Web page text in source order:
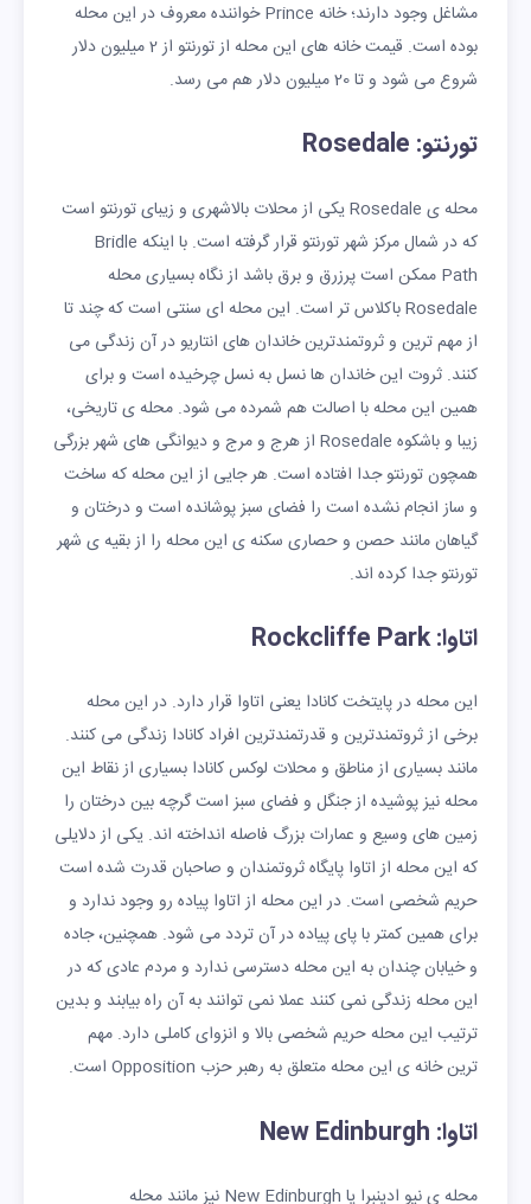
مشاغل وجود دارند؛ خانه Prince خواننده معروف در این محله
بوده است. قیمت خانه های این محله از تورنتو از 2 میلیون دلار
شروع می شود و تا 20 میلیون دلار هم می رسد.
تورنتو: Rosedale
محله ی Rosedale یکی از محلات بالاشهری و زیبای تورنتو است
که در شمال مرکز شهر تورنتو قرار گرفته است. با اینکه Bridle
Path ممکن است پرزرق و برق باشد از نگاه بسیاری محله
Rosedale باکلاس تر است. این محله ای سنتی است که چند تا
از مهم ترین و ثروتمندترین خاندان های انتاریو در آن زندگی می
کنند. ثروت این خاندان ها نسل به نسل چرخیده است و برای
همین این محله با اصالت هم شمرده می شود. محله ی تاریخی،
زیبا و باشکوه Rosedale از هرج و مرج و دیوانگی های شهر بزرگی
همچون تورنتو جدا افتاده است. هر جایی از این محله که ساخت
و ساز انجام نشده است را فضای سبز پوشانده است و درختان و
گیاهان مانند حصن و حصاری سکنه ی این محله را از بقیه ی شهر
تورنتو جدا کرده اند.
اتاوا: Rockcliffe Park
این محله در پایتخت کانادا یعنی اتاوا قرار دارد. در این محله
برخی از ثروتمندترین و قدرتمندترین افراد کانادا زندگی می کنند.
مانند بسیاری از مناطق و محلات لوکس کانادا بسیاری از نقاط این
محله نیز پوشیده از جنگل و فضای سبز است گرچه بین درختان را
زمین های وسیع و عمارات بزرگ فاصله انداخته اند. یکی از دلایلی
که این محله از اتاوا پایگاه ثروتمندان و صاحبان قدرت شده است
حریم شخصی است. در این محله از اتاوا پیاده رو وجود ندارد و
برای همین کمتر با پای پیاده در آن تردد می شود. همچنین، جاده
و خیابان چندان به این محله دسترسی ندارد و مردم عادی که در
این محله زندگی نمی کنند عملا نمی توانند به آن راه بیابند و بدین
ترتیب این محله حریم شخصی بالا و انزوای کاملی دارد. مهم
ترین خانه ی این محله متعلق به رهبر حزب Opposition است.
اتاوا: New Edinburgh
محله ی نیو ادینبرا یا New Edinburgh نیز مانند محله